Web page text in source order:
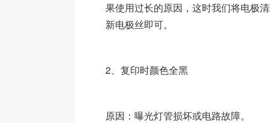
果使用过长的原因，这时我们将电极
新电极丝即可。
2、复印时颜色全黑
原因：曝光灯管损坏或电路故障。